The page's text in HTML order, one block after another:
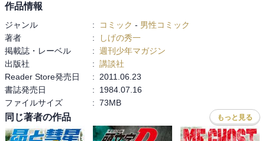
作品情報
ジャンル : コミック - 男性コミック
著者
:
しげの秀一
掲載誌・レーベル
: 週刊少年マガジン
出版社
: 講談社
Reader Store発売日
:
2011.06.23
書誌発売日
:
1984.07.16
ファイルサイズ
: 73MB
同じ著者の作品 もっと見る